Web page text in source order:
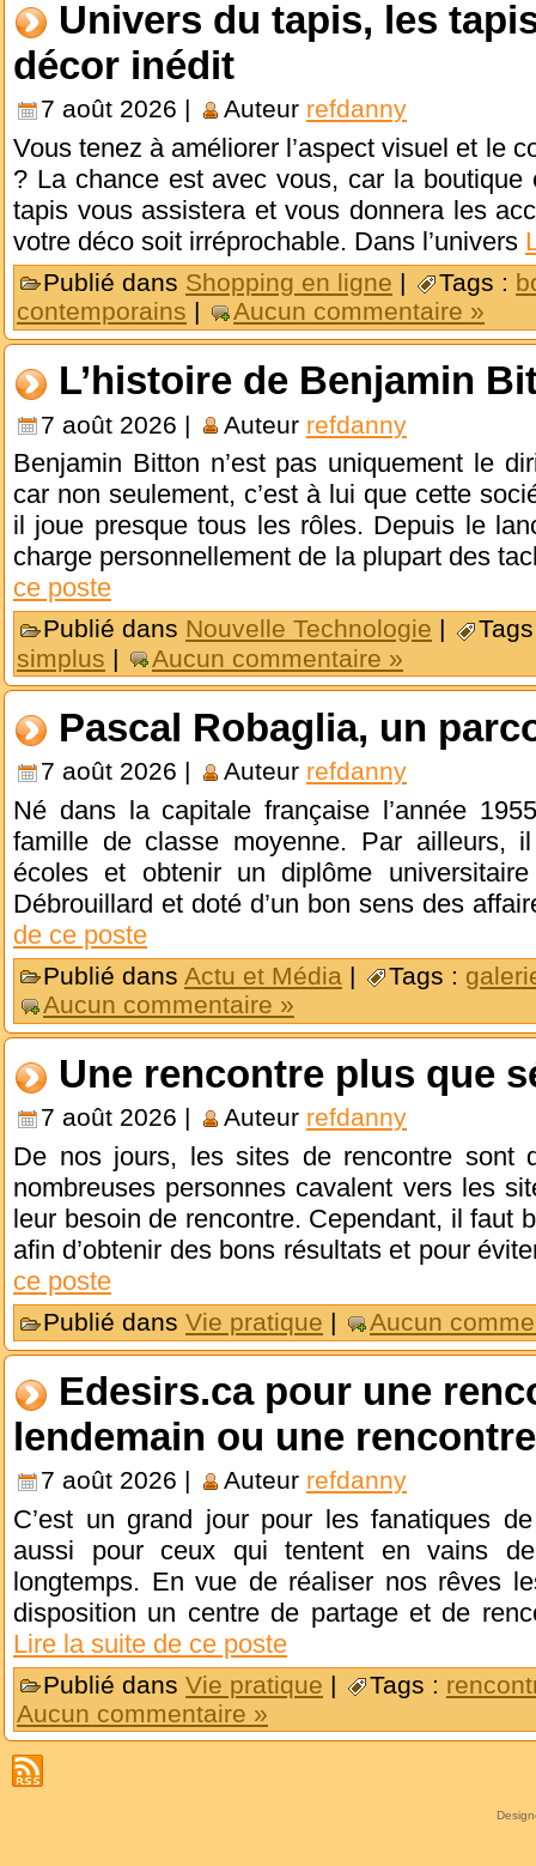
Univers du tapis, les
décor inédit
7 août 2026 | Auteur refdanny
Vous tenez à améliorer l’aspect visuel et le
? La chance est avec vous, car la boutique
tapis vous assistera et vous donnera les
votre déco soit irréprochable. Dans l’univers
Publié dans Shopping en ligne | Tags :
contemporains | Aucun commentaire »
L’histoire de Benjamin
7 août 2026 | Auteur refdanny
Benjamin Bitton n’est pas uniquement le
car non seulement, c’est à lui que cette
il joue presque tous les rôles. Depuis le
charge personnellement de la plupart des
ce poste
Publié dans Nouvelle Technologie |
simplus | Aucun commentaire »
Pascal Robaglia, un
7 août 2026 | Auteur refdanny
Né dans la capitale française l’année
famille de classe moyenne. Par ailleurs,
écoles et obtenir un diplôme
Débrouillard et doté d’un bon sens des
de ce poste
Publié dans Actu et Média | Tags :
Aucun commentaire »
Une rencontre plus que
7 août 2026 | Auteur refdanny
De nos jours, les sites de rencontre sont
nombreuses personnes cavalent vers les
leur besoin de rencontre. Cependant, il faut
afin d’obtenir des bons résultats et pour
ce poste
Publié dans Vie pratique | Aucun
Edesirs.ca pour une
lendemain ou une
7 août 2026 | Auteur refdanny
C’est un grand jour pour les fanatiques
aussi pour ceux qui tentent en vains
longtemps. En vue de réaliser nos rêves
disposition un centre de partage et de
Lire la suite de ce poste
Publié dans Vie pratique | Tags :
Aucun commentaire »